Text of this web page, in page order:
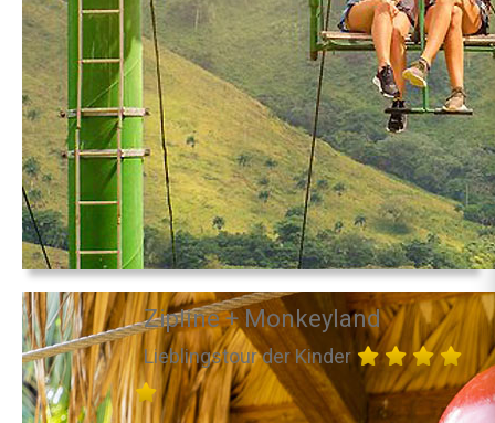
Zipline + Monkeyland
Lieblingstour der Kinder